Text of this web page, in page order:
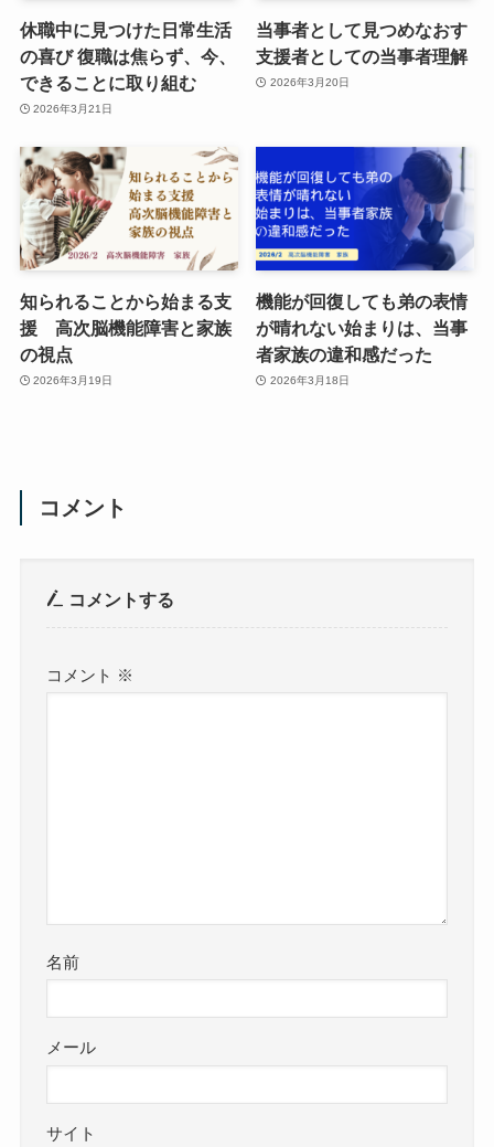
休職中に見つけた日常生活
の喜び 復職は焦らず、今、
できることに取り組む
2026年3月21日
当事者として見つめなおす
支援者としての当事者理解
2026年3月20日
知られることから始まる支
援 高次脳機能障害と家族
の視点
2026年3月19日
機能が回復しても弟の表情
が晴れない始まりは、当事
者家族の違和感だった
2026年3月18日
コメント
コメントする
コメント ※
名前
メール
サイト